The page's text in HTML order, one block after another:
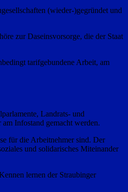
(wieder-)gegründet und
zur Daseinsvorsorge, die der Staat
tarifgebundene Arbeit, am
Landrats- und
Infostand gemacht werden.
für die Arbeitnehmer sind. Der
und solidarisches Miteinander
lernen der Straubinger